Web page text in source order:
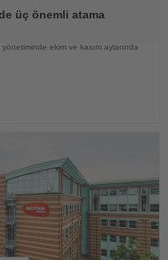
üç önemli atama
ekim ve kasım aylarında